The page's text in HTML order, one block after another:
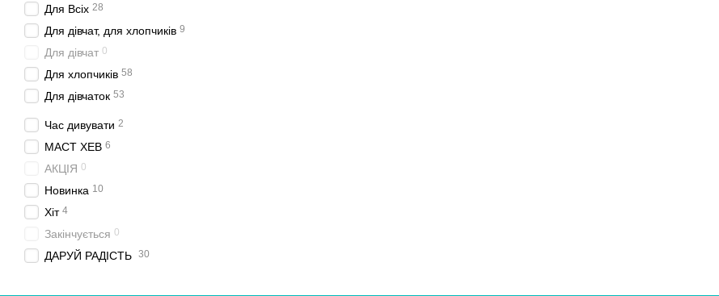
Для Всіх 28
Для дівчат, для хлопчиків 9
Для дівчат 0
Для хлопчиків 58
Для дівчаток 53
Час дивувати 2
МАСТ ХЕВ 6
АКЦІЯ 0
Новинка 10
Хіт 4
Закінчується 0
ДАРУЙ РАДІСТЬ 30